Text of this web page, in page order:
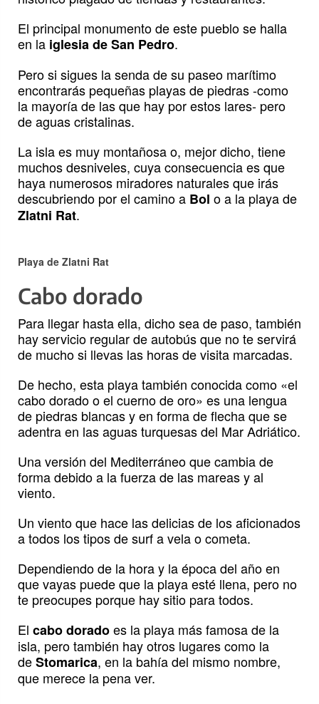
El principal monumento de este pueblo se halla
en la iglesia de San Pedro.
Pero si sigues la senda de su paseo marítimo
encontrarás pequeñas playas de piedras -como
la mayoría de las que hay por estos lares- pero
de aguas cristalinas.
La isla es muy montañosa o, mejor dicho, tiene
muchos desniveles, cuya consecuencia es que
haya numerosos miradores naturales que irás
descubriendo por el camino a Bol o a la playa de
Zlatni Rat.
Playa de Zlatni Rat
Cabo dorado
Para llegar hasta ella, dicho sea de paso, también
hay servicio regular de autobús que no te servirá
de mucho si llevas las horas de visita marcadas.
De hecho, esta playa también conocida como «el
cabo dorado o el cuerno de oro» es una lengua
de piedras blancas y en forma de flecha que se
adentra en las aguas turquesas del Mar Adriático.
Una versión del Mediterráneo que cambia de
forma debido a la fuerza de las mareas y al
viento.
Un viento que hace las delicias de los aficionados
a todos los tipos de surf a vela o cometa.
Dependiendo de la hora y la época del año en
que vayas puede que la playa esté llena, pero no
te preocupes porque hay sitio para todos.
El cabo doradoes la playa más famosa de la
isla, pero también hay otros lugares como la
deStomarica, en la bahía del mismo nombre,
que merece la pena ver.